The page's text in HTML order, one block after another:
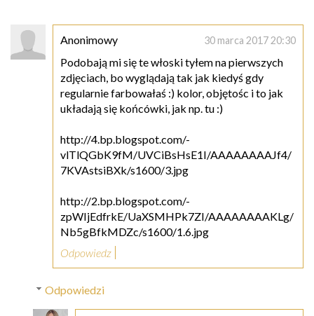
Anonimowy 30 marca 2017 20:30
Podobają mi się te włoski tyłem na pierwszych
zdjęciach, bo wyglądają tak jak kiedyś gdy
regularnie farbowałaś :) kolor, objętośc i to jak
układają się końcówki, jak np. tu :)
http://4.bp.blogspot.com/-
vlTlQGbK9fM/UVCiBsHsE1I/AAAAAAAAJf4/
7KVAstsiBXk/s1600/3.jpg
http://2.bp.blogspot.com/-
zpWIjEdfrkE/UaXSMHPk7ZI/AAAAAAAAKLg/
Nb5gBfkMDZc/s1600/1.6.jpg
Odpowiedz
Odpowiedzi